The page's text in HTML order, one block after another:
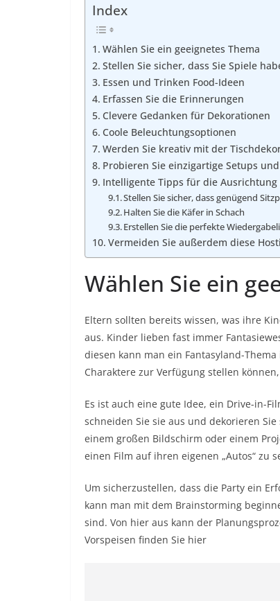
Index
Wählen Sie ein geeignetes Thema
Stellen Sie sicher, dass Sie Spiele
Essen und Trinken Food-Ideen
Erfassen Sie die Erinnerungen
Clevere Gedanken für Dekorationen
Coole Beleuchtungsoptionen
Werden Sie kreativ mit der
Probieren Sie einzigartige Setups
Intelligente Tipps für die
Stellen Sie sicher, dass genügend
Halten Sie die Käfer in Schach
Erstellen Sie die perfekte
Vermeiden Sie außerdem diese
Wählen Sie ein
Eltern sollten bereits wissen, was ihre
aus. Kinder lieben fast immer
diesen kann man ein Fantasyland-
Charaktere zur Verfügung stellen
Es ist auch eine gute Idee, ein Drive-in-
schneiden Sie sie aus und dekorieren
einem großen Bildschirm oder einem
einen Film auf ihren eigenen „Autos“ zu
Um sicherzustellen, dass die Party ein
kann man mit dem Brainstorming
sind. Von hier aus kann der
Vorspeisen finden Sie hier